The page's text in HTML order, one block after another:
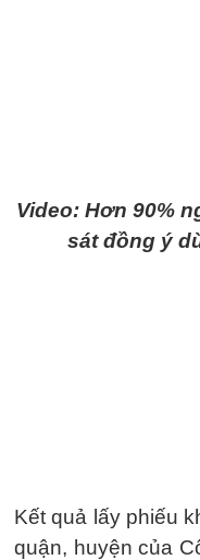
Video: Hơn 90%
sát đồng ý
Kết quả lấy phiếu
quận, huyện của